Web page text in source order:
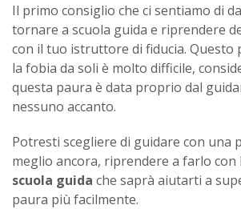
Il primo consiglio che ci sentiamo di
tornare a scuola guida e riprendere
con il tuo istruttore di fiducia. Questo
la fobia da soli è molto difficile,
questa paura è data proprio dal
nessuno accanto.
Potresti scegliere di guidare con una
meglio ancora, riprendere a farlo con
scuola guida che saprà aiutarti a
paura più facilmente.